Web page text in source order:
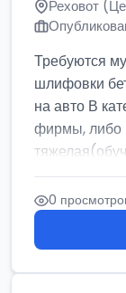
Реховот
Требуются
шлифовки
на авто В
фирмы, либо
0